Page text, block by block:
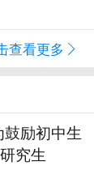
查看更多
励初中生
究生